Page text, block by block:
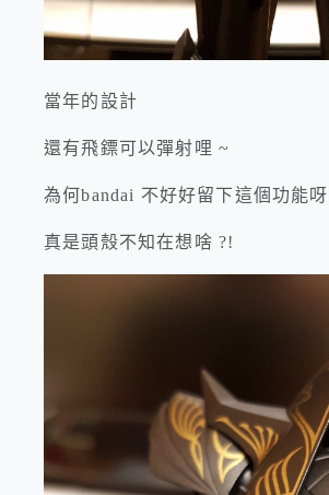
當年的設計
還有飛鏢可以彈射哩 ~
為何bandai 不好好留下這個功能
真是頭殼不知在想啥 ?!